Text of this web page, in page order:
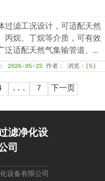
过滤工况设计，可适配天然
丙烷、丁烷等介质，可有效
适配天然气集输管道、输
、清管站、末站等各类场
心净化配件。
2026-05-25 作者： 浏览：( 5 )
... 7 下一页
滤净化设
司
设备有限公司